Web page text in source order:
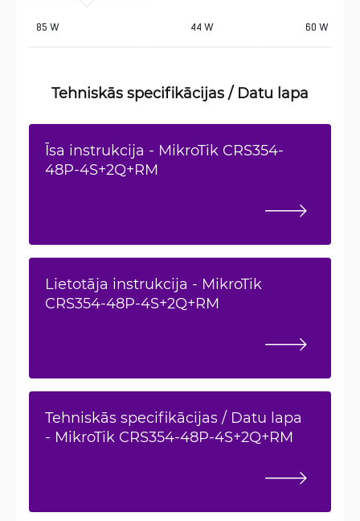
85 W 44 W 60 W
Tehniskās specifikācijas / Datu lapa
Īsa instrukcija - MikroTik CRS354-
48P-4S+2Q+RM
Lietotāja instrukcija - MikroTik
CRS354-48P-4S+2Q+RM
Tehniskās specifikācijas / Datu lapa
- MikroTik CRS354-48P-4S+2Q+RM